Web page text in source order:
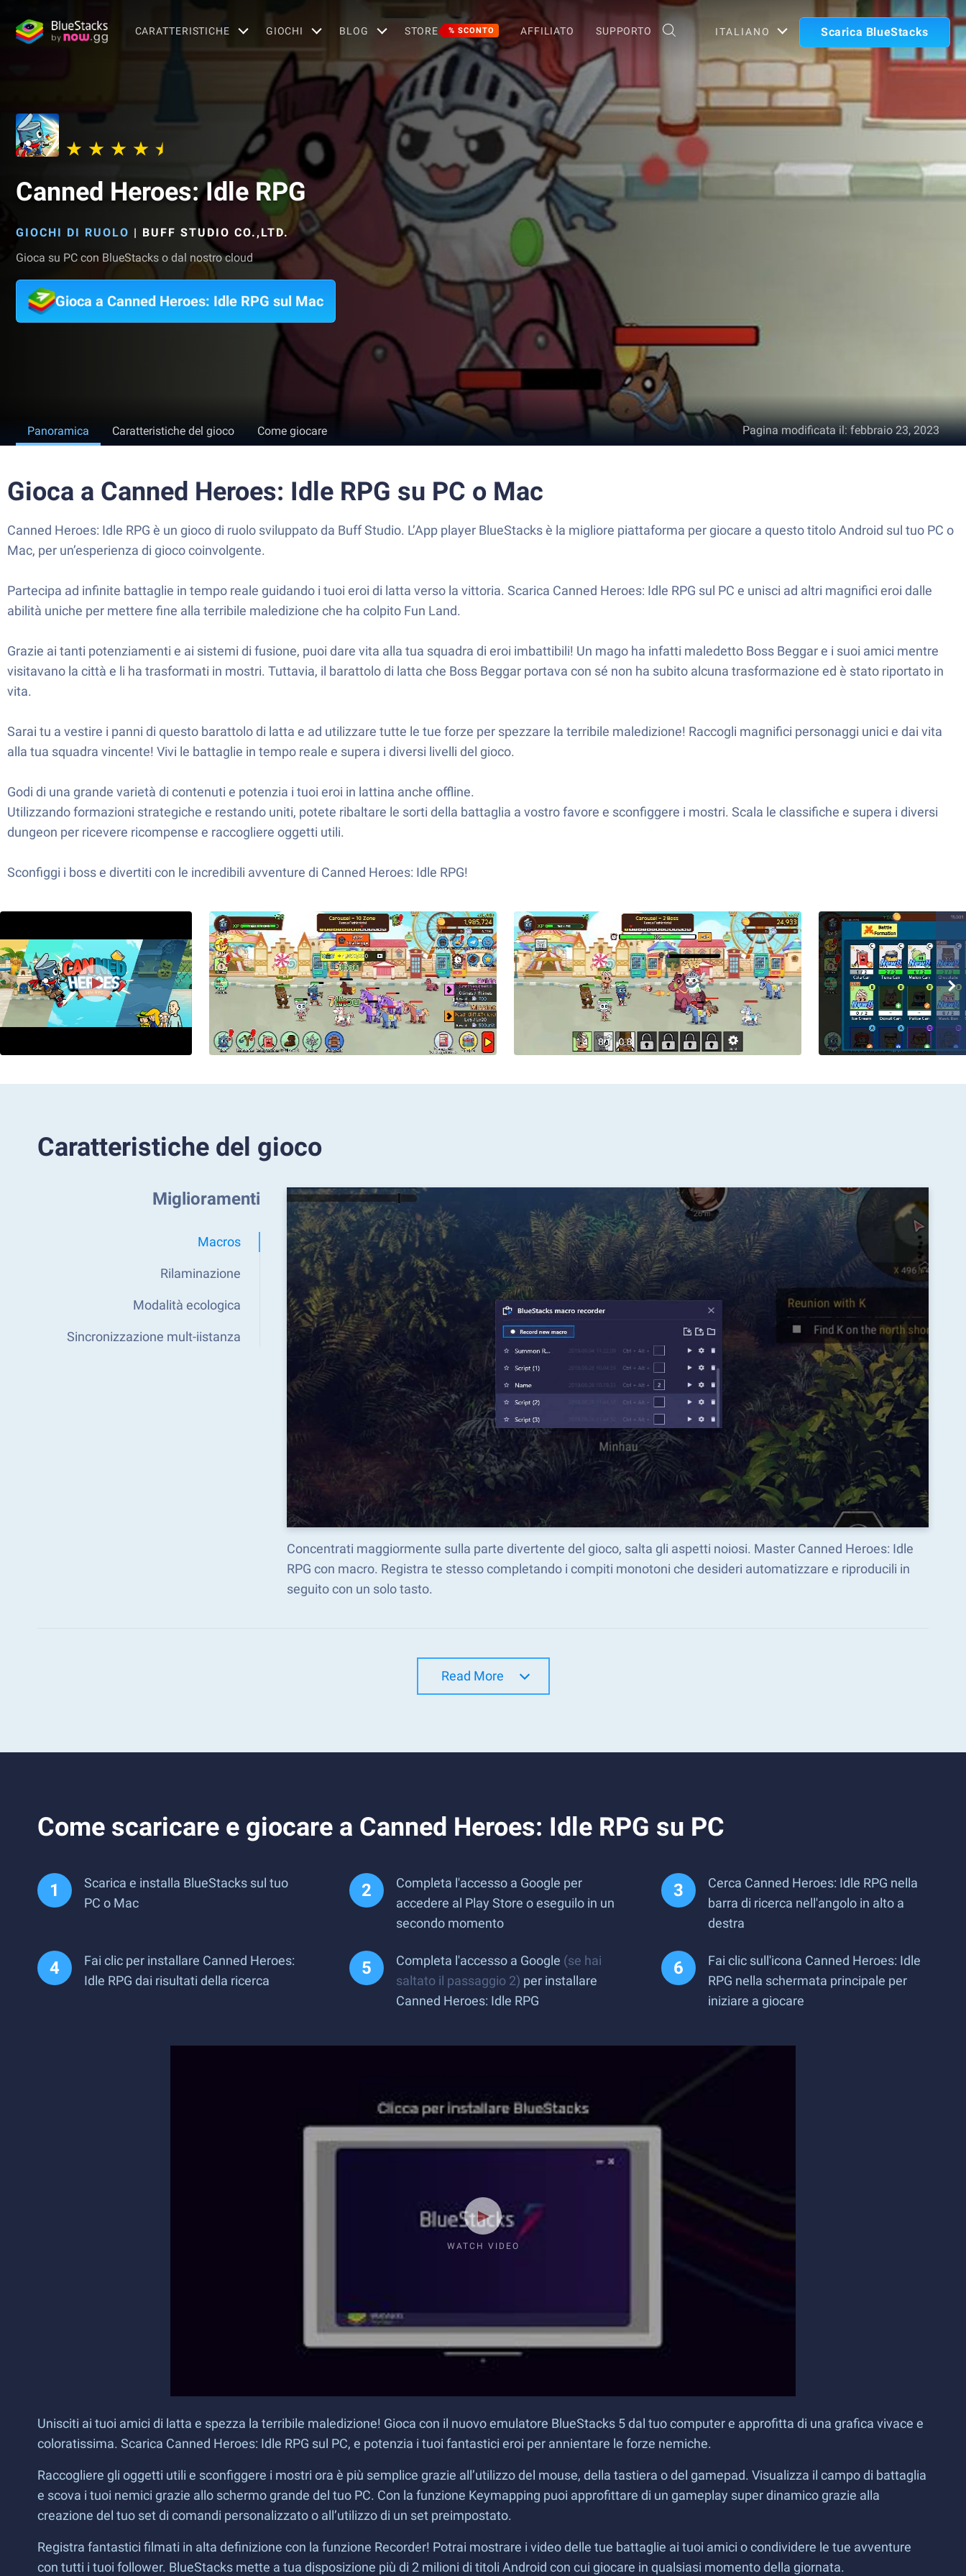
CARATTERISTICHE GIOCHI BLOG STORE % SCONTO AFFILIATO SUPPORTO ITALIANO Scarica BlueStacks
Canned Heroes: Idle RPG
GIOCHI DI RUOLO | BUFF STUDIO CO.,LTD.
Gioca su PC con BlueStacks o dal nostro cloud
Gioca a Canned Heroes: Idle RPG sul Mac
Panoramica Caratteristiche del gioco Come giocare Pagina modificata il:febbraio 23, 2023
Gioca a Canned Heroes: Idle RPG su PC o Mac
Canned Heroes: Idle RPG è un gioco di ruolo sviluppato da Buff Studio. L’App player BlueStacks è la migliore piattaforma per giocare a questo titolo Android sul tuo PC o
Mac, per un’esperienza di gioco coinvolgente.
Partecipa ad infinite battaglie in tempo reale guidando i tuoi eroi di latta verso la vittoria. Scarica Canned Heroes: Idle RPG sul PC e unisci ad altri magnifici eroi dalle
abilità uniche per mettere fine alla terribile maledizione che ha colpito Fun Land.
Grazie ai tanti potenziamenti e ai sistemi di fusione, puoi dare vita alla tua squadra di eroi imbattibili! Un mago ha infatti maledetto Boss Beggar e i suoi amici mentre
visitavano la città e li ha trasformati in mostri. Tuttavia, il barattolo di latta che Boss Beggar portava con sé non ha subito alcuna trasformazione ed è stato riportato in
vita.
Sarai tu a vestire i panni di questo barattolo di latta e ad utilizzare tutte le tue forze per spezzare la terribile maledizione! Raccogli magnifici personaggi unici e dai vita
alla tua squadra vincente! Vivi le battaglie in tempo reale e supera i diversi livelli del gioco.
Godi di una grande varietà di contenuti e potenzia i tuoi eroi in lattina anche offline.
Utilizzando formazioni strategiche e restando uniti, potete ribaltare le sorti della battaglia a vostro favore e sconfiggere i mostri. Scala le classifiche e supera i diversi
dungeon per ricevere ricompense e raccogliere oggetti utili.
Sconfiggi i boss e divertiti con le incredibili avventure di Canned Heroes: Idle RPG!
Caratteristiche del gioco
Miglioramenti
Macros
Rilaminazione
Modalità ecologica
Sincronizzazione mult-iistanza
Concentrati maggiormente sulla parte divertente del gioco, salta gli aspetti noiosi. Master Canned Heroes: Idle
RPG con macro. Registra te stesso completando i compiti monotoni che desideri automatizzare e riproducili in
seguito con un solo tasto.
Read More
Come scaricare e giocare a Canned Heroes: Idle RPG su PC
Scarica e installa BlueStacks sul tuo
PC o Mac
Completa l'accesso a Google per
accedere al Play Store o eseguilo in un
secondo momento
Cerca Canned Heroes: Idle RPG nella
barra di ricerca nell'angolo in alto a
destra
Fai clic per installare Canned Heroes:
Idle RPG dai risultati della ricerca
Completa l'accesso a Google (se hai
saltato il passaggio 2) per installare
Canned Heroes: Idle RPG
Fai clic sull'icona Canned Heroes: Idle
RPG nella schermata principale per
iniziare a giocare
WATCH VIDEO
Unisciti ai tuoi amici di latta e spezza la terribile maledizione! Gioca con il nuovo emulatore BlueStacks 5 dal tuo computer e approfitta di una grafica vivace e
coloratissima. Scarica Canned Heroes: Idle RPG sul PC, e potenzia i tuoi fantastici eroi per annientare le forze nemiche.
Raccogliere gli oggetti utili e sconfiggere i mostri ora è più semplice grazie all’utilizzo del mouse, della tastiera o del gamepad. Visualizza il campo di battaglia
e scova i tuoi nemici grazie allo schermo grande del tuo PC. Con la funzione Keymapping puoi approfittare di un gameplay super dinamico grazie alla
creazione del tuo set di comandi personalizzato o all’utilizzo di un set preimpostato.
Registra fantastici filmati in alta definizione con la funzione Recorder! Potrai mostrare i video delle tue battaglie ai tuoi amici o condividere le tue avventure
con tutti i tuoi follower. BlueStacks mette a tua disposizione più di 2 milioni di titoli Android con cui giocare in qualsiasi momento della giornata.